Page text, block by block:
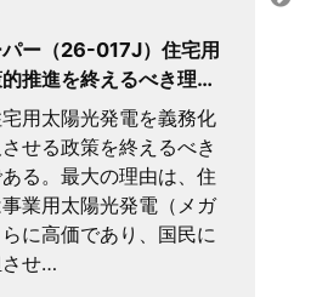
パー（26-017J）住宅用
推進を終えるべき理…
用太陽光発電を義務化
せる政策を終えるべき
る。最大の理由は、住
業用太陽光発電（メガ
に高価であり、国民に
させ…